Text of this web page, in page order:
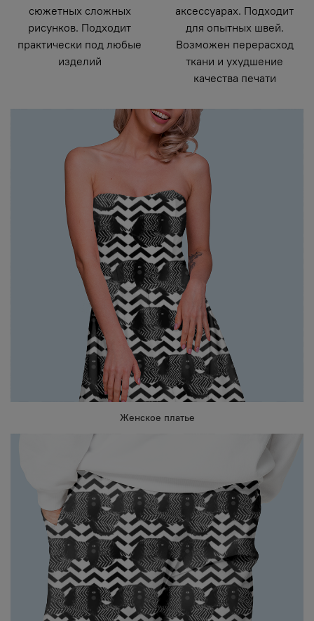
сюжетных сложных
рисунков. Подходит
практически под любые
изделий
аксессуарах. Подходит
для опытных швей.
Возможен перерасход
ткани и ухудшение
качества печати
Женское платье